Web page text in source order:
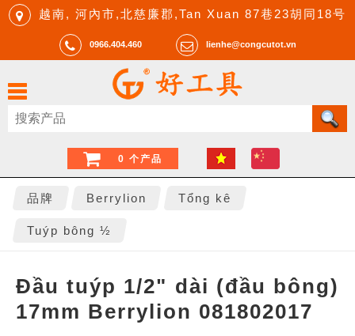
越南, 河內市,北慈廉郡,Tan Xuan 87巷23胡同18号
0966.404.460 lienhe@congcutot.vn
0 个产品
品牌 Berrylion Tổng kê
Tuýp bông ½
Đầu tuýp 1/2" dài (đầu bông)
17mm Berrylion 081802017